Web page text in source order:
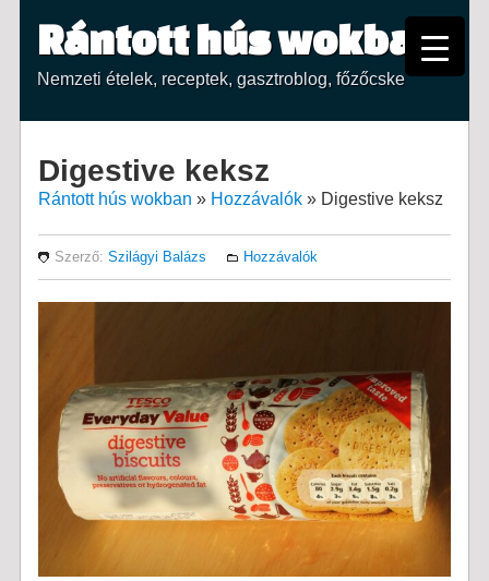
Rántott hús wokban
Nemzeti ételek, receptek, gasztroblog, főzőcske
Digestive keksz
Rántott hús wokban » Hozzávalók» Digestive keksz
Szerző: Szilágyi Balázs Hozzávalók